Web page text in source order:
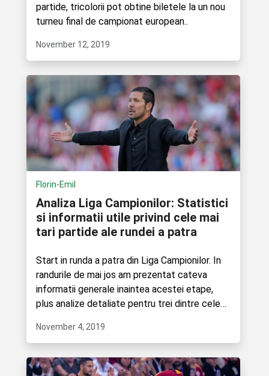
partide, tricolorii pot obtine biletele la un nou
turneu final de campionat european..
November 12, 2019
Florin-Emil
Analiza Liga Campionilor: Statistici
si informatii utile privind cele mai
tari partide ale rundei a patra
Start in runda a patra din Liga Campionilor. In
randurile de mai jos am prezentat cateva
informatii generale inaintea acestei etape,
plus analize detaliate pentru trei dintre cele
November 4, 2019